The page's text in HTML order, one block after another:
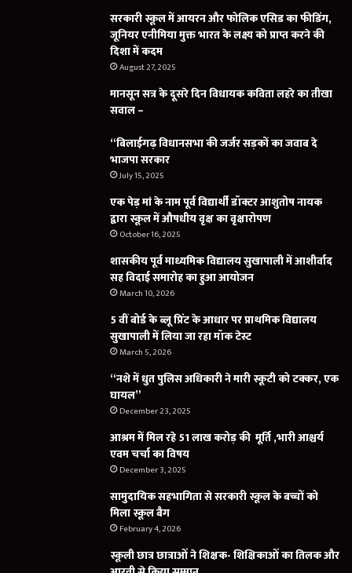
सरकारी स्कूल में आयरन और फोलिक एसिड का फीडिंग,
जूनियर एनीमिया मुक्त भारत के लक्ष्य को प्राप्त करने की
दिशा में कदम
August 27, 2025
मानसून सत्र के दूसरे दिन विधायक कविता लहरे का तीखा
सवाल –
“बिलाईगढ़ विधानसभा की जर्जर सड़कों का जवाब दे
भाजपा सरकार
July 15, 2025
एक पेड़ मां के नाम पूर्व विद्यार्थी डॉक्टर आशुतोष नायक
द्वारा स्कूल में औषधीय वृक्ष का वृक्षारोपण
October 16, 2025
शासकीय पूर्व माध्यमिक विद्यालय सुखापाली में आशीर्वाद
सह विदाई समारोह का हुआ आयोजन
March 10, 2026
5 वीं बोर्ड के ब्लू प्रिंट के आधार पर प्राथमिक विद्यालय
सुखापाली में लिया जा रहा मॉक टेस्ट
March 5, 2026
“नशे में धुत पुलिस अधिकारी ने मारी स्कूटी को टक्कर, एक
घायल”
December 23, 2025
आश्रम में मिल रहे 51 लाख करोड़ की मूर्ति ,भारी आश्चर्य
एवम चर्चा का विषय
December 3, 2025
सामुदायिक सहभागिता से सरकारी स्कूल के बच्चों को
मिला स्कूल बैग
February 4, 2026
स्कूली छात्र छात्राओं ने शिक्षक- शिक्षिकाओं का तिलक और